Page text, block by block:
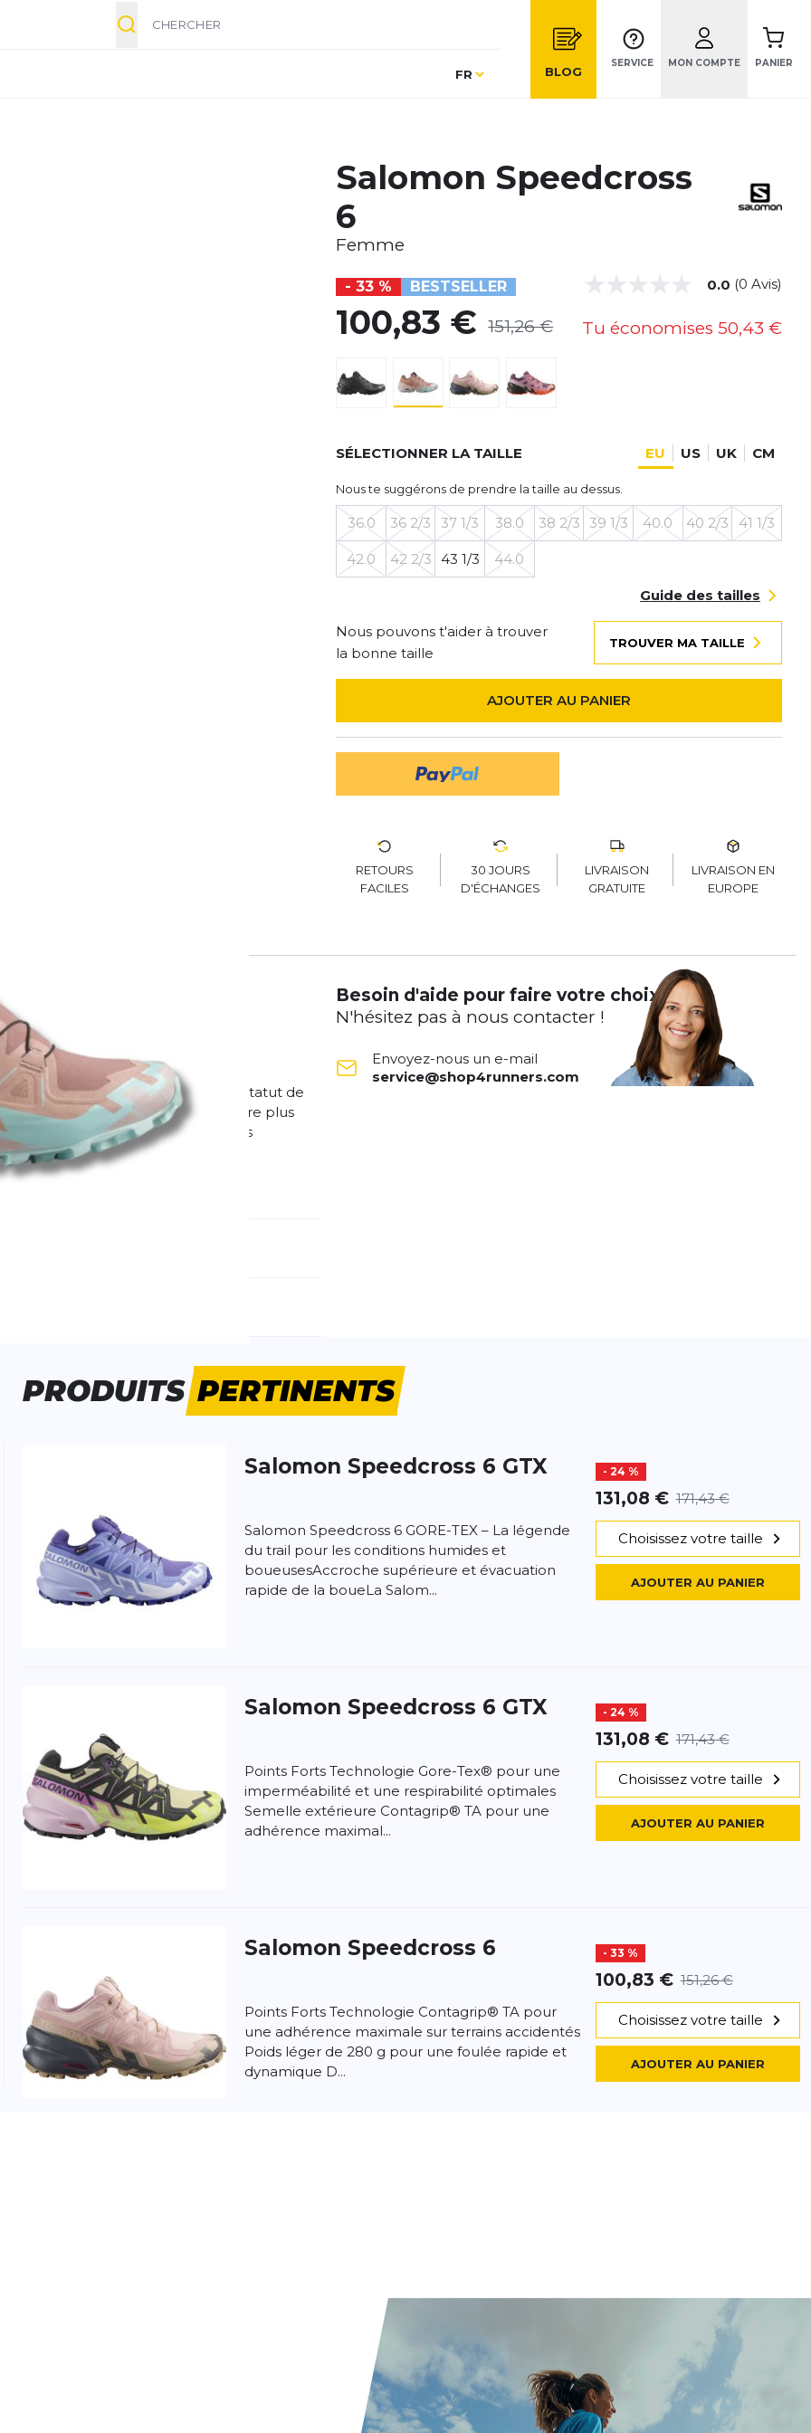
Langue
FR BLOG
SERVICE MON COMPTE PANIER
Salomon Speedcross
6
Femme
- 33 % BESTSELLER 0.0 (0 Avis)
100,83 € 151,26 € Tu économises 50,43 €
SÉLECTIONNER LA TAILLE EU US UK CM
Nous te suggérons de prendre la taille au dessus.
36.0 36 2/3 37 1/3 38.0 38 2/3 39 1/3 40.0 40 2/3 41 1/3
42.0 42 2/3 43 1/3 44.0
Guide des tailles
Nous pouvons t'aider à trouver
la bonne taille
TROUVER MA TAILLE
AJOUTER AU PANIER
RETOURS
FACILES
30 JOURS
D'ÉCHANGES
LIVRAISON
GRATUITE
LIVRAISON EN
EUROPE
reste fidèle à ses racines et à son statut de
et offre une adhérence encore plus
sa tige retravaillée, elle est à la fois
de SPEEDCROSS.
par semaine
élevée
:
Normale
Besoin d'aide pour faire votre choix ?
N'hésitez pas à nous contacter !
Envoyez-nous un e-mail
service@shop4runners.com
PRODUITSPERTINENTS
Salomon Speedcross 6 GTX - 24 %
131,08 € 171,43 €
Salomon Speedcross 6 GORE-TEX – La légende
du trail pour les conditions humides et
boueusesAccroche supérieure et évacuation
rapide de la boueLa Salom...
Choisissez votre taille
AJOUTER AU PANIER
Salomon Speedcross 6 GTX - 24 %
131,08 € 171,43 €
Points Forts Technologie Gore-Tex® pour une
imperméabilité et une respirabilité optimales
Semelle extérieure Contagrip® TA pour une
adhérence maximal...
Choisissez votre taille
AJOUTER AU PANIER
Salomon Speedcross 6 - 33 %
100,83 € 151,26 €
Points Forts Technologie Contagrip® TA pour
une adhérence maximale sur terrains accidentés
Poids léger de 280 g pour une foulée rapide et
dynamique D...
Choisissez votre taille
AJOUTER AU PANIER